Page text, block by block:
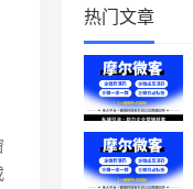
热门文章